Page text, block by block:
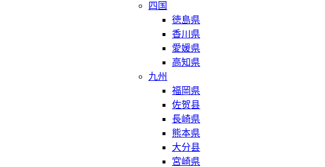
四国
徳島県
香川県
愛媛県
高知県
九州
福岡県
佐贺县
長崎県
熊本県
大分县
宮崎県